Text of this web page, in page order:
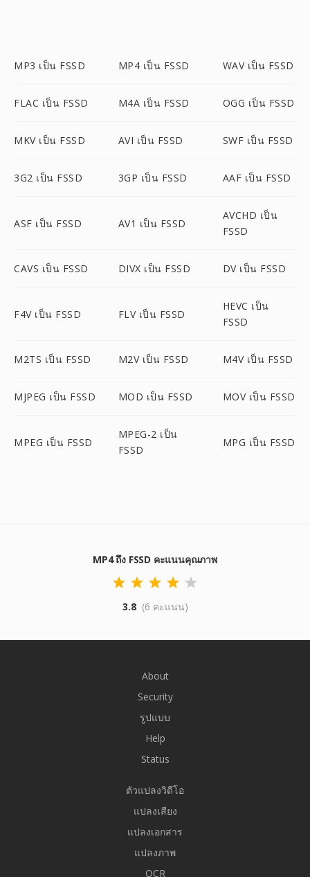
MP3 เป็น FSSD MP4 เป็น FSSD WAV เป็น FSSD
FLAC เป็น FSSD M4A เป็น FSSD OGG เป็น FSSD
MKV เป็น FSSD AVI เป็น FSSD SWF เป็น FSSD
3G2 เป็น FSSD 3GP เป็น FSSD AAF เป็น FSSD
ASF เป็น FSSD AV1 เป็น FSSD
AVCHD เป็น
FSSD
CAVS เป็น FSSD DIVX เป็น FSSD DV เป็น FSSD
F4V เป็น FSSD FLV เป็น FSSD
HEVC เป็น
FSSD
M2TS เป็น FSSD M2V เป็น FSSD M4V เป็น FSSD
MJPEG เป็น FSSD MOD เป็น FSSD MOV เป็น FSSD
MPEG เป็น FSSD
MPEG-2 เป็น
FSSD
MPG เป็น FSSD
MP4 ถึง FSSD คะแนนคุณภาพ
3.8 (6 คะแนน)
About
Security
รูปแบบ
Help
Status
ตัวแปลงวิดีโอ
แปลงเสียง
แปลงเอกสาร
แปลงภาพ
OCR